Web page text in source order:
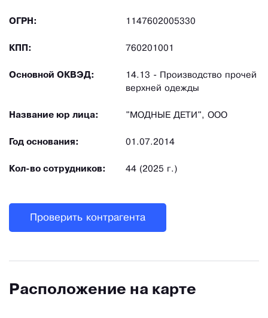
ОГРН: 1147602005330
КПП: 760201001
Основной ОКВЭД:
14.13 - Производство прочей
верхней одежды
Название юр лица: "МОДНЫЕ ДЕТИ", ООО
Год основания: 01.07.2014
Кол-во сотрудников: 44 (2025 г.)
Проверить контрагента
Расположение на карте